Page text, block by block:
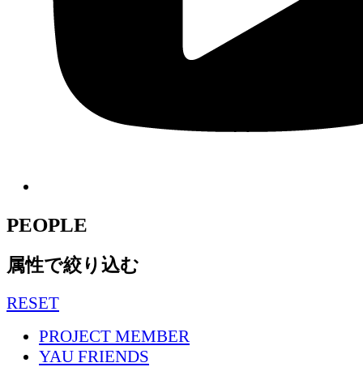
PEOPLE
属性で絞り込む
RESET
PROJECT MEMBER
YAU FRIENDS